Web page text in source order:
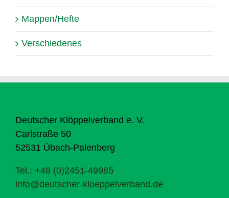
Mappen/Hefte
Verschiedenes
Deutscher Klöppelverband e. V.
Carlstraße 50
52531 Übach-Palenberg
Tel.: +49 (0)2451-49985
info@deutscher-kloeppelverband.de